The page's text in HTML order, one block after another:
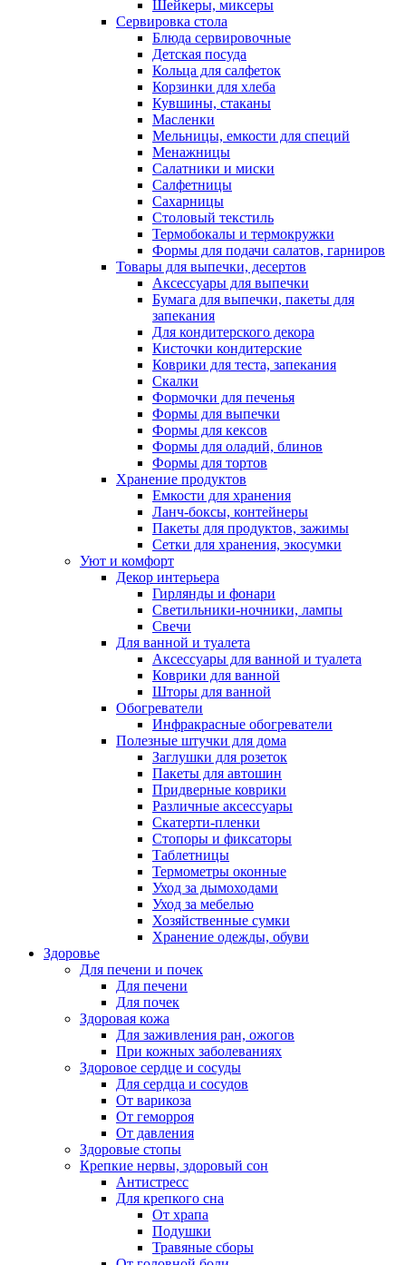
Шейкеры, миксеры
Сервировка стола
Блюда сервировочные
Детская посуда
Кольца для салфеток
Корзинки для хлеба
Кувшины, стаканы
Масленки
Мельницы, емкости для специй
Менажницы
Салатники и миски
Салфетницы
Сахарницы
Столовый текстиль
Термобокалы и термокружки
Формы для подачи салатов, гарниров
Товары для выпечки, десертов
Аксессуары для выпечки
Бумага для выпечки, пакеты для
запекания
Для кондитерского декора
Кисточки кондитерские
Коврики для теста, запекания
Скалки
Формочки для печенья
Формы для выпечки
Формы для кексов
Формы для оладий, блинов
Формы для тортов
Хранение продуктов
Емкости для хранения
Ланч-боксы, контейнеры
Пакеты для продуктов, зажимы
Сетки для хранения, экосумки
Уют и комфорт
Декор интерьера
Гирлянды и фонари
Светильники-ночники, лампы
Свечи
Для ванной и туалета
Аксессуары для ванной и туалета
Коврики для ванной
Шторы для ванной
Обогреватели
Инфракрасные обогреватели
Полезные штучки для дома
Заглушки для розеток
Пакеты для автошин
Придверные коврики
Различные аксессуары
Скатерти-пленки
Стопоры и фиксаторы
Таблетницы
Термометры оконные
Уход за дымоходами
Уход за мебелью
Хозяйственные сумки
Хранение одежды, обуви
Здоровье
Для печени и почек
Для печени
Для почек
Здоровая кожа
Для заживления ран, ожогов
При кожных заболеваниях
Здоровое сердце и сосуды
Для сердца и сосудов
От варикоза
От геморроя
От давления
Здоровые стопы
Крепкие нервы, здоровый сон
Антистресс
Для крепкого сна
От храпа
Подушки
Травяные сборы